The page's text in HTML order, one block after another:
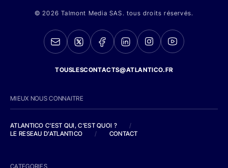
© 2026 Talmont Media SAS. tous droits réservés.
TOUSLESCONTACTS@ATLANTICO.FR
MIEUX NOUS CONNAITRE
ATLANTICO C'EST QUI, C'EST QUOI ?
/
LE RESEAU D'ATLANTICO
/ CONTACT
CATEGORIES